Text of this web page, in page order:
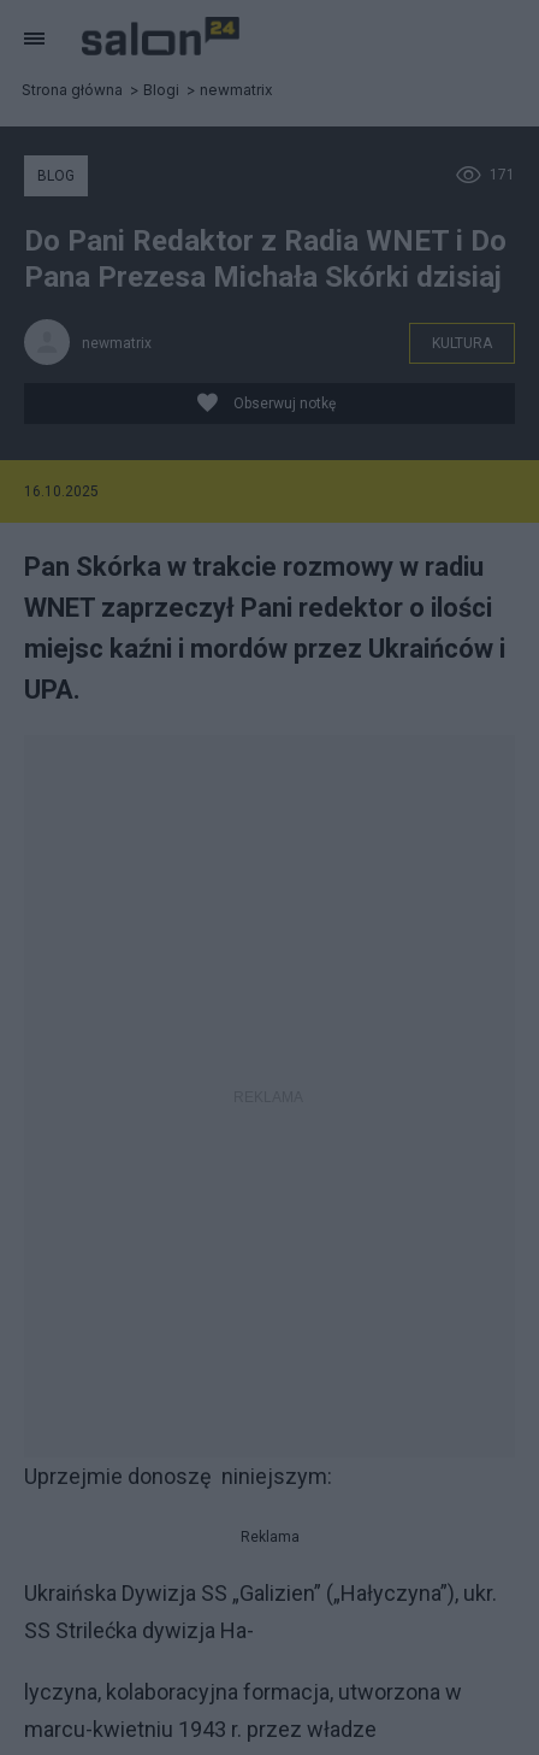
Strona główna Blogi newmatrix
171
BLOG
Do Pani Redaktor z Radia WNET i Do
Pana Prezesa Michała Skórki dzisiaj
newmatrix KULTURA
Obserwuj notkę
16.10.2025
Pan Skórka w trakcie rozmowy w radiu
WNET zaprzeczył Pani redektor o ilości
miejsc kaźni i mordów przez Ukraińców i
UPA.
Uprzejmie donoszę niniejszym:
Reklama
Ukraińska Dywizja SS „Galizien” („Hałyczyna”), ukr.
SS Strilećka dywizja Ha-
lyczyna, kolaboracyjna formacja, utworzona w
marcu-kwietniu 1943 r. przez władze